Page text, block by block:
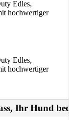
Edles,
hochwertiger
Edles,
hochwertiger
Ihr Hund